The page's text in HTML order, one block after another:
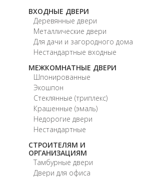
ВХОДНЫЕ ДВЕРИ
Деревянные двери
Металлические двери
Для дачи и загородного дома
Нестандартные входные
МЕЖКОМНАТНЫЕ ДВЕРИ
Шпонированные
Экошпон
Стеклянные (триплекс)
Крашенные (эмаль)
Недорогие двери
Нестандартные
СТРОИТЕЛЯМ И
ОРГАНИЗАЦИЯМ
Тамбурные двери
Двери для офиса